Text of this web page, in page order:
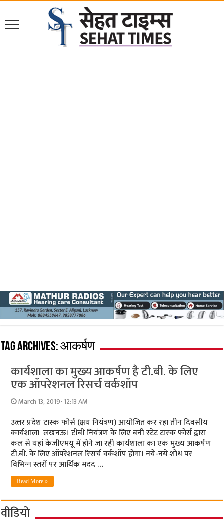
Tag Archives:आकर्षण
कार्यशाला का मुख्‍य आकर्षण है टी.बी. के लिए
एक ऑपरेशनल रिसर्च वर्कशॉप
March 13, 2019- 12:13 AM
उत्‍तर प्रदेश टास्‍क फोर्स (क्षय नियंत्रण) आयोजित कर रहा तीन दिवसीय
कार्यशाला लखनऊ। टीबी नियंत्रण के लिए बनी स्‍टेट टास्‍क फोर्स द्वारा
कल से यहां केजीएमयू में होने जा रही कार्यशाला का एक मुख्‍य आकर्षण
टी.बी. के लिए ऑपरेशनल रिसर्च वर्कशॉप होगा। नये-नये शोध पर
विभिन्‍न स्‍तरों पर आर्थिक मदद …
Read More »
वीडियो